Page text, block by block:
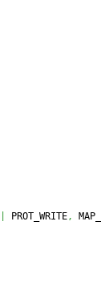
PROT_WRITE,